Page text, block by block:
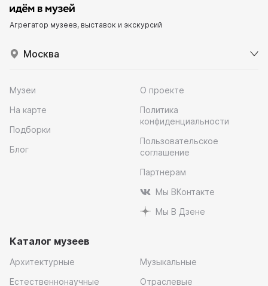
Агрегатор музеев, выставок и экскурсий
Москва
Музеи
На карте
Подборки
Блог
О проекте
Политика
конфиденциальности
Пользовательское
соглашение
Партнерам
Мы ВКонтакте
Мы В Дзене
Каталог музеев
Архитектурные
Естественнонаучные
Музыкальные
Отраслевые